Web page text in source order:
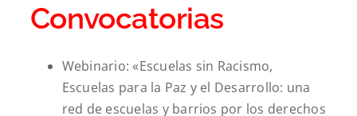
Convocatorias
Webinario: «Escuelas sin Racismo,
Escuelas para la Paz y el Desarrollo: una
red de escuelas y barrios por los derechos